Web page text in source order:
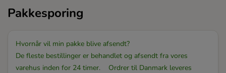
Pakkesporing
Hvornår vil min pakke blive afsendt?
De fleste bestillinger er behandlet og afsendt fra vores
varehus inden for 24 timer. Ordrer til Danmark leveres